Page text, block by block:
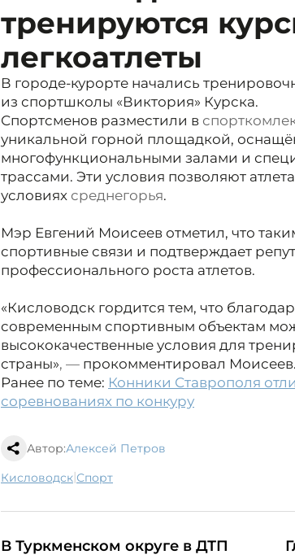
тренируются
легкоатлеты
В городе-курорте начались
из спортшколы «Виктория» Курска.
Спортсменов разместили в
уникальной горной площадкой,
многофункциональными залами и
трассами. Эти условия позволяют
условиях среднегорья.
Мэр Евгений Моисеев отметил, что
спортивные связи и подтверждает
профессионального роста атлетов.
«Кисловодск гордится тем, что
современным спортивным объектам
высококачественные условия для
страны», — прокомментировал Моисеев.
Ранее по теме: Конники Ставрополя
соревнованиях по конкуру
Автор:Алексей Петров
Кисловодск| спорт
В Туркменском округе в ДТП